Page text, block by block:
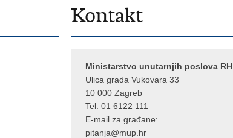
Kontakt
Ministarstvo unutarnjih poslova RH
Ulica grada Vukovara 33
10 000 Zagreb
Tel: 01 6122 111
E-mail za građane:
pitanja@mup.hr